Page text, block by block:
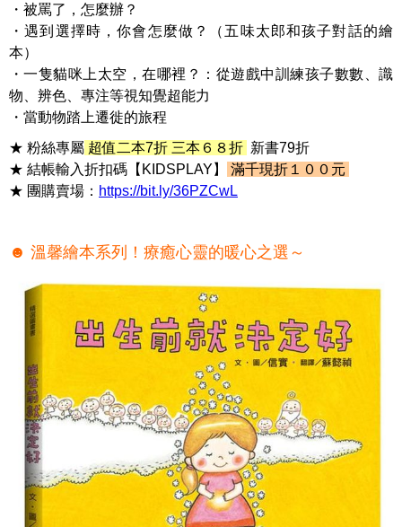
・被罵了，怎麼辦？
・遇到選擇時，你會怎麼做？（五味太郎和孩子對話的繪
本）
・一隻貓咪上太空，在哪裡？：從遊戲中訓練孩子數數、識
物、辨色、專注等視知覺超能力
・當動物踏上遷徙的旅程
★ 粉絲專屬 超值二本7折 三本６８折 新書79折
★ 結帳輸入折扣碼【KIDSPLAY】
滿千現折１００元
★ 團購賣場： https://bit.ly/36PZCwL
☻ 溫馨繪本系列！療癒心靈的暖心之選～